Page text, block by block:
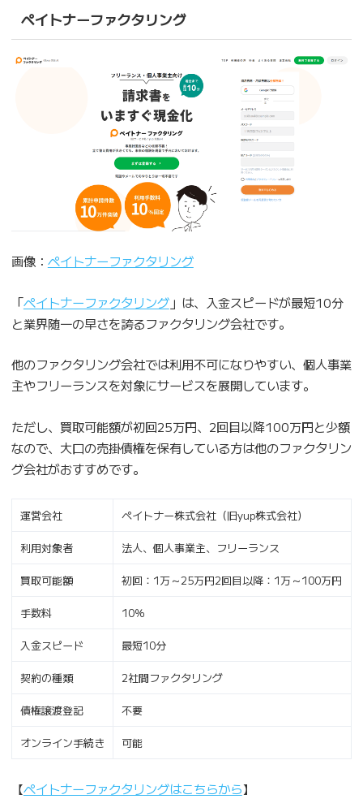
ペイトナーファクタリング
画像： ペイトナーファクタリング
「ペイトナーファクタリング」は、入金スピードが最短10分
と業界随一の早さを誇るファクタリング会社です。
他のファクタリング会社では利用不可になりやすい、個人事業
主やフリーランスを対象にサービスを展開しています。
ただし、買取可能額が初回25万円、2回目以降100万円と少額
なので、大口の売掛債権を保有している方は他のファクタリン
グ会社がおすすめです。
運営会社 ペイトナー株式会社（旧yup株式会社）
利用対象者 法人、個人事業主、フリーランス
買取可能額 初回：1万～25万円2回目以降：1万～100万円
手数料 10％
入金スピード 最短10分
契約の種類 2社間ファクタリング
債権譲渡登記 不要
オンライン手続き 可能
【ペイトナーファクタリングはこちらから】